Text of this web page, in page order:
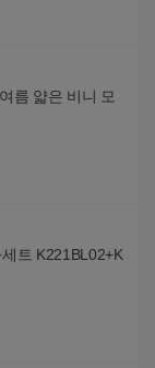
름 얇은 비니 모
트 K221BL02+K